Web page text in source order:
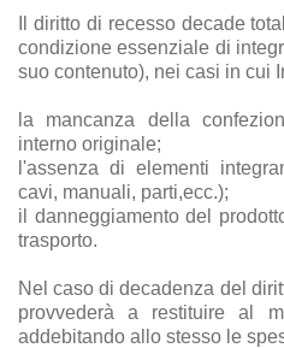
Il diritto di recesso decade
condizione essenziale di
suo contenuto), nei casi in cui
la mancanza della
interno originale;
l'assenza di elementi
cavi, manuali, parti,ecc.);
il danneggiamento del
trasporto.
Nel caso di decadenza del
provvederà a restituire al
addebitando allo stesso le